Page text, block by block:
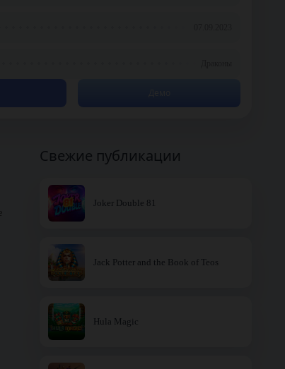
Свежие публикации
Joker Double 81
Jack Potter and the Book of Teos
Hula Magic